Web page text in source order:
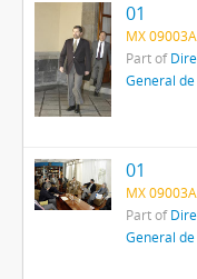
01
MX
Part of
General
01
MX
Part of
General